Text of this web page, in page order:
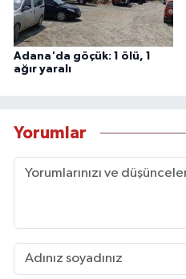
Adana'da göçük: 1 ölü, 1
ağır yaralı
Yorumlar